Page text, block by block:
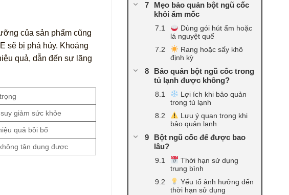
của sản phẩm cũng
sẽ bị phá hủy. Khoáng
quả, dẫn đến sự lãng
giảm sức khỏe
quả bồi bổ
tận dụng được
Mẹo bảo quản bột ngũ cốc
khỏi ẩm mốc
Dùng gói hút ẩm hoặc
lá nguyệt quế
Rang hoặc sấy khô
định kỳ
Bảo quản bột ngũ cốc trong
tủ lạnh được không?
Lợi ích khi bảo quản
trong tủ lạnh
Lưu ý quan trọng khi
bảo quản lạnh
Bột ngũ cốc để được bao
lâu?
Thời hạn sử dụng
trung bình
Yếu tố ảnh hưởng đến
thời hạn sử dụng